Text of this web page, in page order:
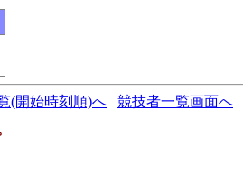
(開始時刻順)へ 競技者一覧画面へ